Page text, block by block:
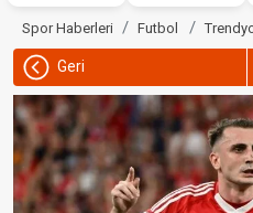
Spor Haberleri Futbol
Geri